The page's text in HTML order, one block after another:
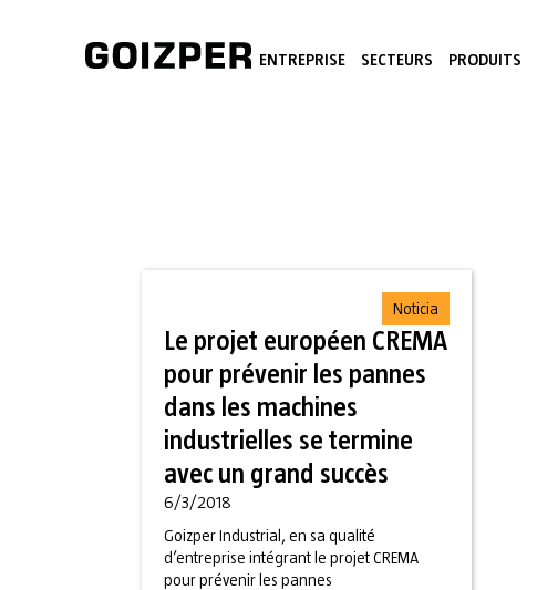
ENTREPRISE SECTEURS PRODUITS
Noticia
Le projet européen CREMA
pour prévenir les pannes
dans les machines
industrielles se termine
avec un grand succès
6/3/2018
Goizper Industrial, en sa qualité
d’entreprise intégrant le projet CREMA
pour prévenir les pannes